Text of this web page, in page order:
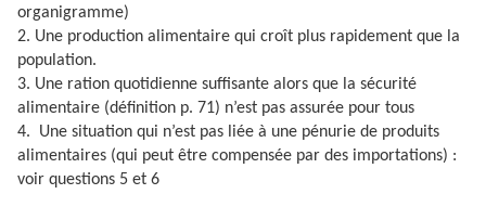
organigramme)
2. Une production alimentaire qui croît plus rapidement que la
population.
3. Une ration quotidienne suffisante alors que la sécurité
alimentaire (définition p. 71) n’est pas assurée pour tous
4. Une situation qui n’est pas liée à une pénurie de produits
alimentaires (qui peut être compensée par des importations) :
voir questions 5 et 6